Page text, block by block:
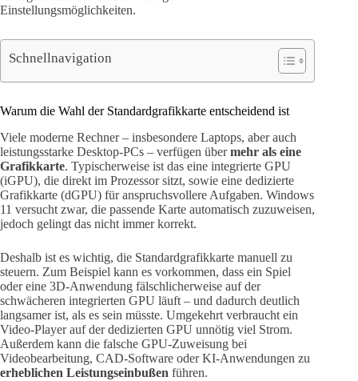
Einstellungsmöglichkeiten.
Schnellnavigation
Warum die Wahl der Standardgrafikkarte entscheidend ist
Viele moderne Rechner – insbesondere Laptops, aber auch
leistungsstarke Desktop-PCs – verfügen übermehr als eine
Grafikkarte. Typischerweise ist das eine integrierte GPU
(iGPU), die direkt im Prozessor sitzt, sowie eine dedizierte
Grafikkarte (dGPU) für anspruchsvollere Aufgaben. Windows
11 versucht zwar, die passende Karte automatisch zuzuweisen,
jedoch gelingt das nicht immer korrekt.
Deshalb ist es wichtig, die Standardgrafikkarte manuell zu
steuern. Zum Beispiel kann es vorkommen, dass ein Spiel
oder eine 3D-Anwendung fälschlicherweise auf der
schwächeren integrierten GPU läuft – und dadurch deutlich
langsamer ist, als es sein müsste. Umgekehrt verbraucht ein
Video-Player auf der dedizierten GPU unnötig viel Strom.
Außerdem kann die falsche GPU-Zuweisung bei
Videobearbeitung, CAD-Software oder KI-Anwendungen zu
erheblichen Leistungseinbußen führen.